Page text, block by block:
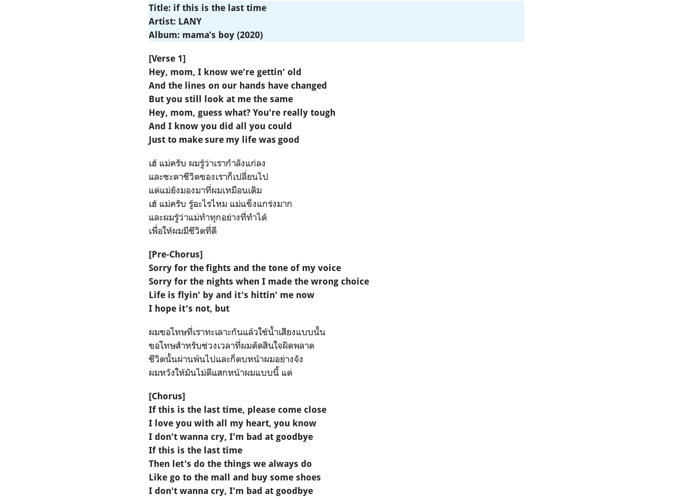
Title: if this is the last time
Artist: LANY
Album: mama’s boy (2020)
[Verse 1]
Hey, mom, I know we're gettin' old
And the lines on our hands have changed
But you still look at me the same
Hey, mom, guess what? You're really tough
And I know you did all you could
Just to make sure my life was good
เฮ้ แม่ครับ ผมรู้ว่าเรากำลังแก่ลง
และชะตาชีวิตของเราก็เปลี่ยนไป
แต่แม่ยังมองมาที่ผมเหมือนเดิม
เฮ้ แม่ครับ รู้อะไรไหม แม่แข็งแกร่งมาก
และผมรู้ว่าแม่ทำทุกอย่างที่ทำได้
เพื่อให้ผมมีชีวิตที่ดี
[Pre-Chorus]
Sorry for the fights and the tone of my voice
Sorry for the nights when I made the wrong choice
Life is flyin' by and it's hittin' me now
I hope it's not, but
ผมขอโทษที่เราทะเลาะกันแล้วใช้น้ำเสียงแบบนั้น
ขอโทษสำหรับช่วงเวลาที่ผมตัดสินใจผิดพลาด
ชีวิตนั้นผ่านพ้นไปและก็ตบหน้าผมอย่างจัง
ผมหวังให้มันไม่ตีแสกหน้าผมแบบนี้ แต่
[Chorus]
If this is the last time, please come close
I love you with all my heart, you know
I don't wanna cry, I'm bad at goodbye
If this is the last time
Then let's do the things we always do
Like go to the mall and buy some shoes
I don't wanna cry, I'm bad at goodbye